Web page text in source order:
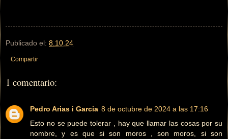
Publicado el: 8.10.24
Compartir
1 comentario:
Pedro Arias i Garcia 8 de octubre de 2024 a las 17:16
Esto no se puede tolerar , hay que llamar las cosas por su
nombre, y es que si son moros , son moros, si son